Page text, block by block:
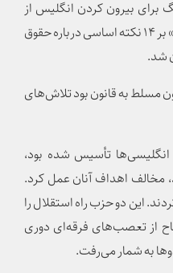
بیرون کردن انگلیس از
هندوستان داشت. در سال ۱۹۲۹ جناح در گزارشی به عنوان «گزارش نهرو» بر ۱۴ نکته اساسی درباره حقوق
شد.
مسلط به قانون بود تلاش‌های
تأسیس شده بود،
مخالف اهداف آنان عمل کرد.
این دو حزب راه استقلال را
از تعصب‌های فرقه‌ای دوری
به شمار می‌رفت.